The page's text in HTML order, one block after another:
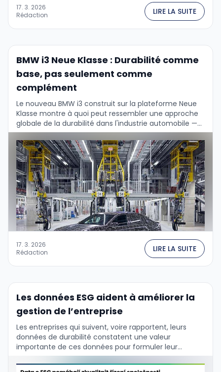
17. 3. 2026
Rédaction
LIRE LA SUITE
BMW i3 Neue Klasse : Durabilité comme
base, pas seulement comme
complément
Le nouveau BMW i3 construit sur la plateforme Neue
Klasse montre à quoi peut ressembler une approche
globale de la durabilité dans l'industrie automobile —
de la chaîne d'approvisionnement à …
17. 3. 2026
Rédaction
LIRE LA SUITE
Les données ESG aident à améliorer la
gestion de l’entreprise
Les entreprises qui suivent, voire rapportent, leurs
données de durabilité constatent une valeur
importante de ces données pour formuler leur
stratégie commerciale et gérer l'entreprise. Cela est
confirmé par les …